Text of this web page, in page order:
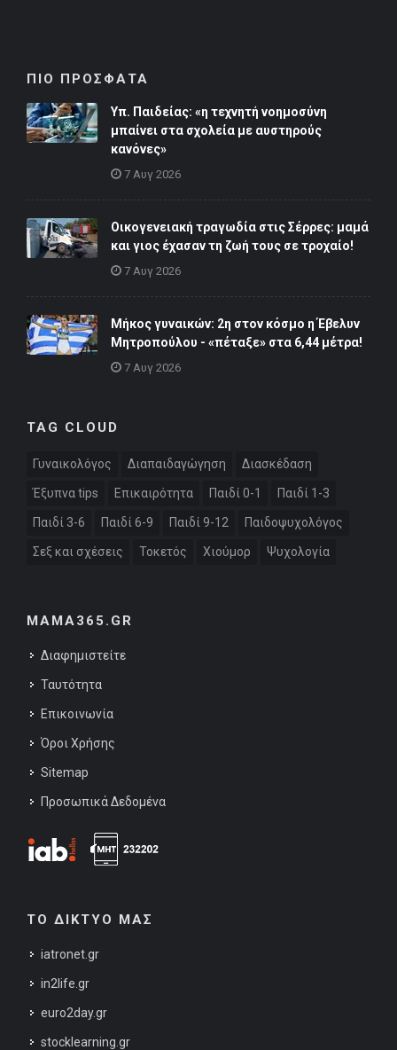
ΠΙΟ ΠΡΟΣΦΑΤΑ
Υπ. Παιδείας: «η τεχνητή νοημοσύνη
μπαίνει στα σχολεία με αυστηρούς
κανόνες»
7 Αυγ 2026
Οικογενειακή τραγωδία στις Σέρρες: μαμά
και γιος έχασαν τη ζωή τους σε τροχαίο!
7 Αυγ 2026
Μήκος γυναικών: 2η στον κόσμο η Έβελυν
Μητροπούλου - «πέταξε» στα 6,44 μέτρα!
7 Αυγ 2026
TAG CLOUD
Γυναικολόγος Διαπαιδαγώγηση Διασκέδαση
Έξυπνα tips Επικαιρότητα Παιδί 0-1 Παιδί 1-3
Παιδί 3-6 Παιδί 6-9 Παιδί 9-12 Παιδοψυχολόγος
Σεξ και σχέσεις Τοκετός Χιούμορ Ψυχολογία
MAMA365.GR
Διαφημιστείτε
Ταυτότητα
Επικοινωνία
Όροι Χρήσης
Sitemap
Προσωπικά Δεδομένα
ΤΟ ΔΙΚΤΥΟ ΜΑΣ
iatronet.gr
in2life.gr
euro2day.gr
stocklearning.gr